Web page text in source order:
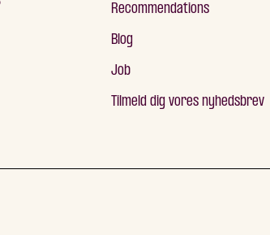
Recommendations
Blog
Job
Tilmeld dig vores nyhedsbrev